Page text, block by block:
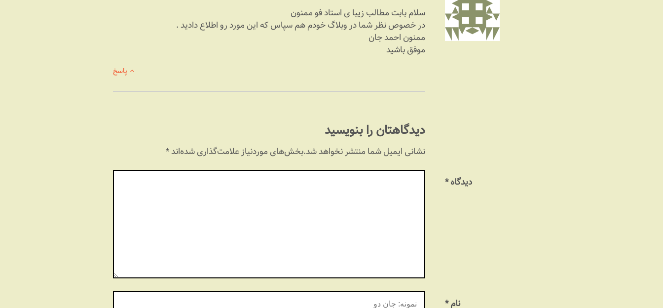
سلام بابت مطالب زیبا ی استاد فو ممنون
در خصوص نظر شما در وبلاگ خودم هم سپاس که این مورد رو اطلاع دادید .
ممنون احمد جان
موفق باشید
پاسخ
دیدگاهتان را بنویسید
نشانی ایمیل شما منتشر نخواهد شد.بخش‌های موردنیاز علامت‌گذاری شده‌اند*
دیدگاه*
نام*